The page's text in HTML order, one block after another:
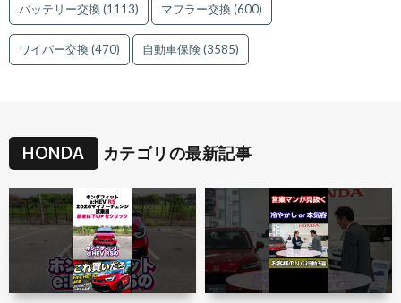
バッテリー交換(1113) マフラー交換(600)
ワイパー交換(470) 自動車保険(3585)
HONDA カテゴリの最新記事